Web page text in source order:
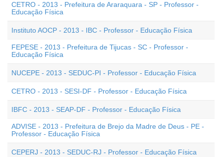
CETRO - 2013 - Prefeitura de Araraquara - SP - Professor -
Educação Física
Instituto AOCP - 2013 - IBC - Professor - Educação Física
FEPESE - 2013 - Prefeitura de Tijucas - SC - Professor -
Educação Física
NUCEPE - 2013 - SEDUC-PI - Professor - Educação Física
CETRO - 2013 - SESI-DF - Professor - Educação Física
IBFC - 2013 - SEAP-DF - Professor - Educação Física
ADVISE - 2013 - Prefeitura de Brejo da Madre de Deus - PE -
Professor - Educação Física
CEPERJ - 2013 - SEDUC-RJ - Professor - Educação Física